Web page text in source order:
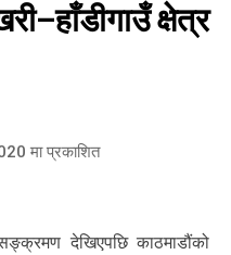
क्षेत्र
मा प्रकाशित
देखिएपछि काठमाडौंको